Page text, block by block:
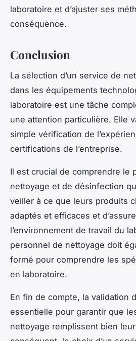
laboratoire et d’ajuster ses
conséquence.
Conclusion
La sélection d’un service de
dans les équipements
laboratoire est une tâche
une attention particulière. Elle
simple vérification de
certifications de l’entreprise.
Il est crucial de comprendre le
nettoyage et de désinfection
veiller à ce que leurs produits
adaptés et efficaces et
l’environnement de travail du
personnel de nettoyage doit
formé pour comprendre les
en laboratoire.
En fin de compte, la validation
essentielle pour garantir que
nettoyage remplissent bien